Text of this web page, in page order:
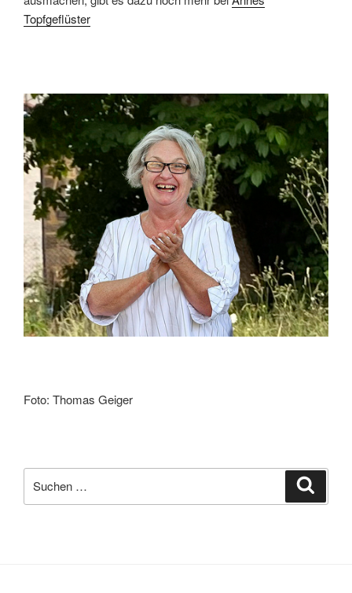
Topfgeflüster
Foto: Thomas Geiger
nach: